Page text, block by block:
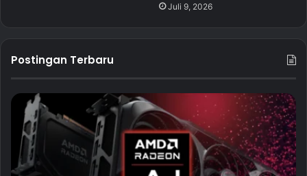
Juli 9, 2026
Postingan Terbaru